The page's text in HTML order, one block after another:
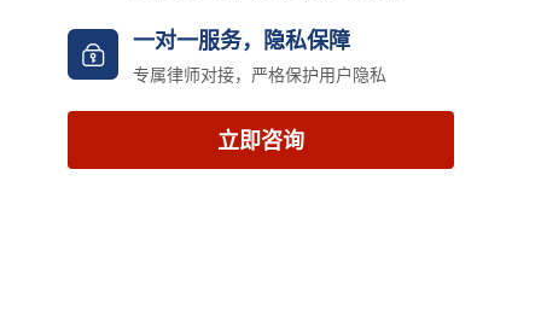
一对一服务，隐私保障
专属律师对接，严格保护用户隐私
立即咨询